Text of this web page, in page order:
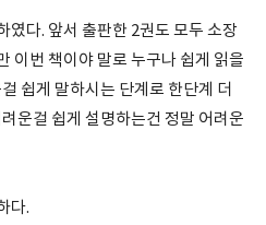
였다. 앞서 출판한 2권도 모두 소장
이번 책이야 말로 누구나 쉽게 읽을
쉽게 말하시는 단계로 한단계 더
운걸 쉽게 설명하는건 정말 어려운
다.